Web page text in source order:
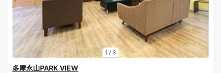
1 / 3
多摩永山PARK VIEW